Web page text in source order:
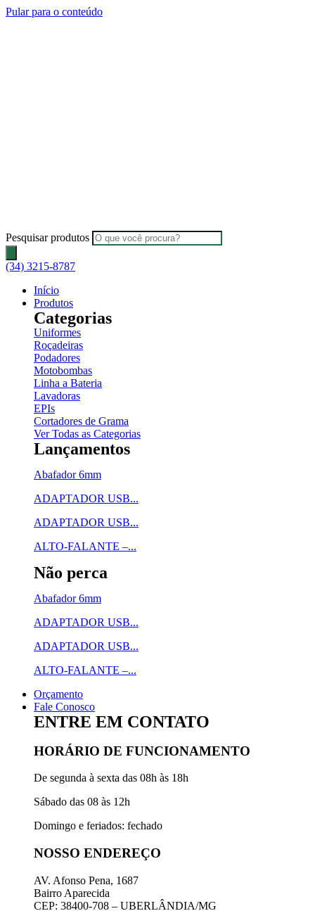
Pular para o conteúdo
Pesquisar produtos
(34) 3215-8787
Início
Produtos
Categorias
Uniformes
Roçadeiras
Podadores
Motobombas
Linha a Bateria
Lavadoras
EPIs
Cortadores de Grama
Ver Todas as Categorias
Lançamentos
Abafador 6mm
ADAPTADOR USB...
ADAPTADOR USB...
ALTO-FALANTE –...
Não perca
Abafador 6mm
ADAPTADOR USB...
ADAPTADOR USB...
ALTO-FALANTE –...
Orçamento
Fale Conosco
ENTRE EM CONTATO
HORÁRIO DE FUNCIONAMENTO
De segunda à sexta das 08h às 18h
Sábado das 08 às 12h
Domingo e feriados: fechado
NOSSO ENDEREÇO
AV. Afonso Pena, 1687
Bairro Aparecida
CEP: 38400-708 – UBERLÂNDIA/MG